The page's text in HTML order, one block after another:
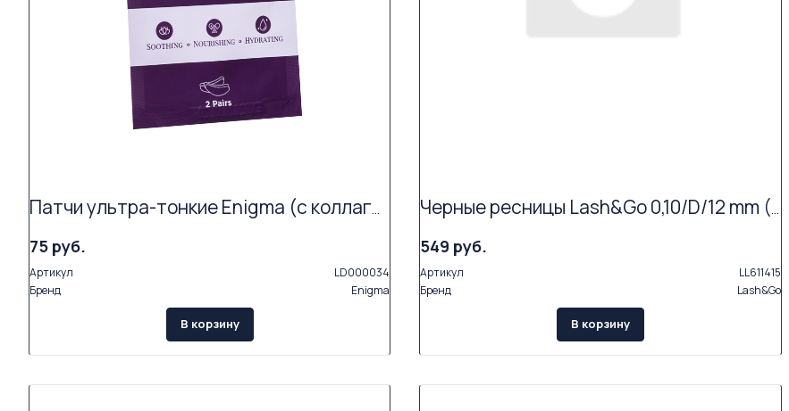
Патчи ультра-тонкие Enigma (с коллагеном и экстрактами растений, 2 пары в упаковке)
75 руб.
Артикул
LD000034
Бренд
Enigma
В корзину
Черные ресницы Lash&Go 0,10/D/12 mm (16 линий)
549 руб.
Артикул
LL611415
Бренд
Lash&Go
В корзину